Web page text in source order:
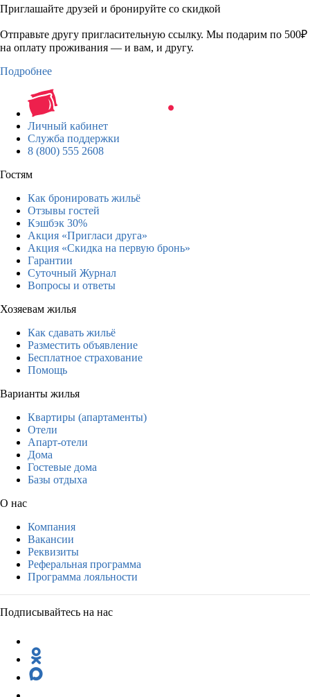
Приглашайте друзей и бронируйте со скидкой
Отправьте другу пригласительную ссылку. Мы подарим по 500₽
на оплату проживания — и вам, и другу.
Подробнее
Личный кабинет
Служба поддержки
8 (800) 555 2608
Гостям
Как бронировать жильё
Отзывы гостей
Кэшбэк 30%
Акция «Пригласи друга»
Акция «Скидка на первую бронь»
Гарантии
Суточный Журнал
Вопросы и ответы
Хозяевам жилья
Как сдавать жильё
Разместить объявление
Бесплатное страхование
Помощь
Варианты жилья
Квартиры (апартаменты)
Отели
Апарт-отели
Дома
Гостевые дома
Базы отдыха
О нас
Компания
Вакансии
Реквизиты
Реферальная программа
Программа лояльности
Подписывайтесь на нас